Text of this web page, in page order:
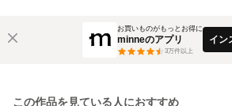
お買いものがもっとお得に
minneのアプリ
3万件以上
イン
この作品を見ている人におすすめ